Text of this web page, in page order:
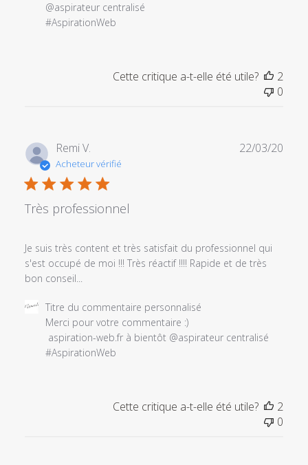
magasin
le
Sat
Aug
01
2020
@aspirateur centralisé
#AspirationWeb
Cette critique a-t-elle été utile?
2
0
Remi V.
Acheteur vérifié
Très professionnel
Je suis très content et très satisfait du professionnel qui
s'est occupé de moi !!! Très réactif !!!! Rapide et de très
bon conseil...
Commentaires
propriétaire
Titre du commentaire personnalisé
Merci pour votre commentaire :)
#AspirationWeb
22/03/20
Cette critique a-t-elle été utile?
2
0